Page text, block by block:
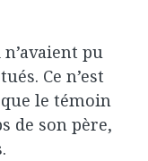
pu
Ce n’est
le témoin
de son père,